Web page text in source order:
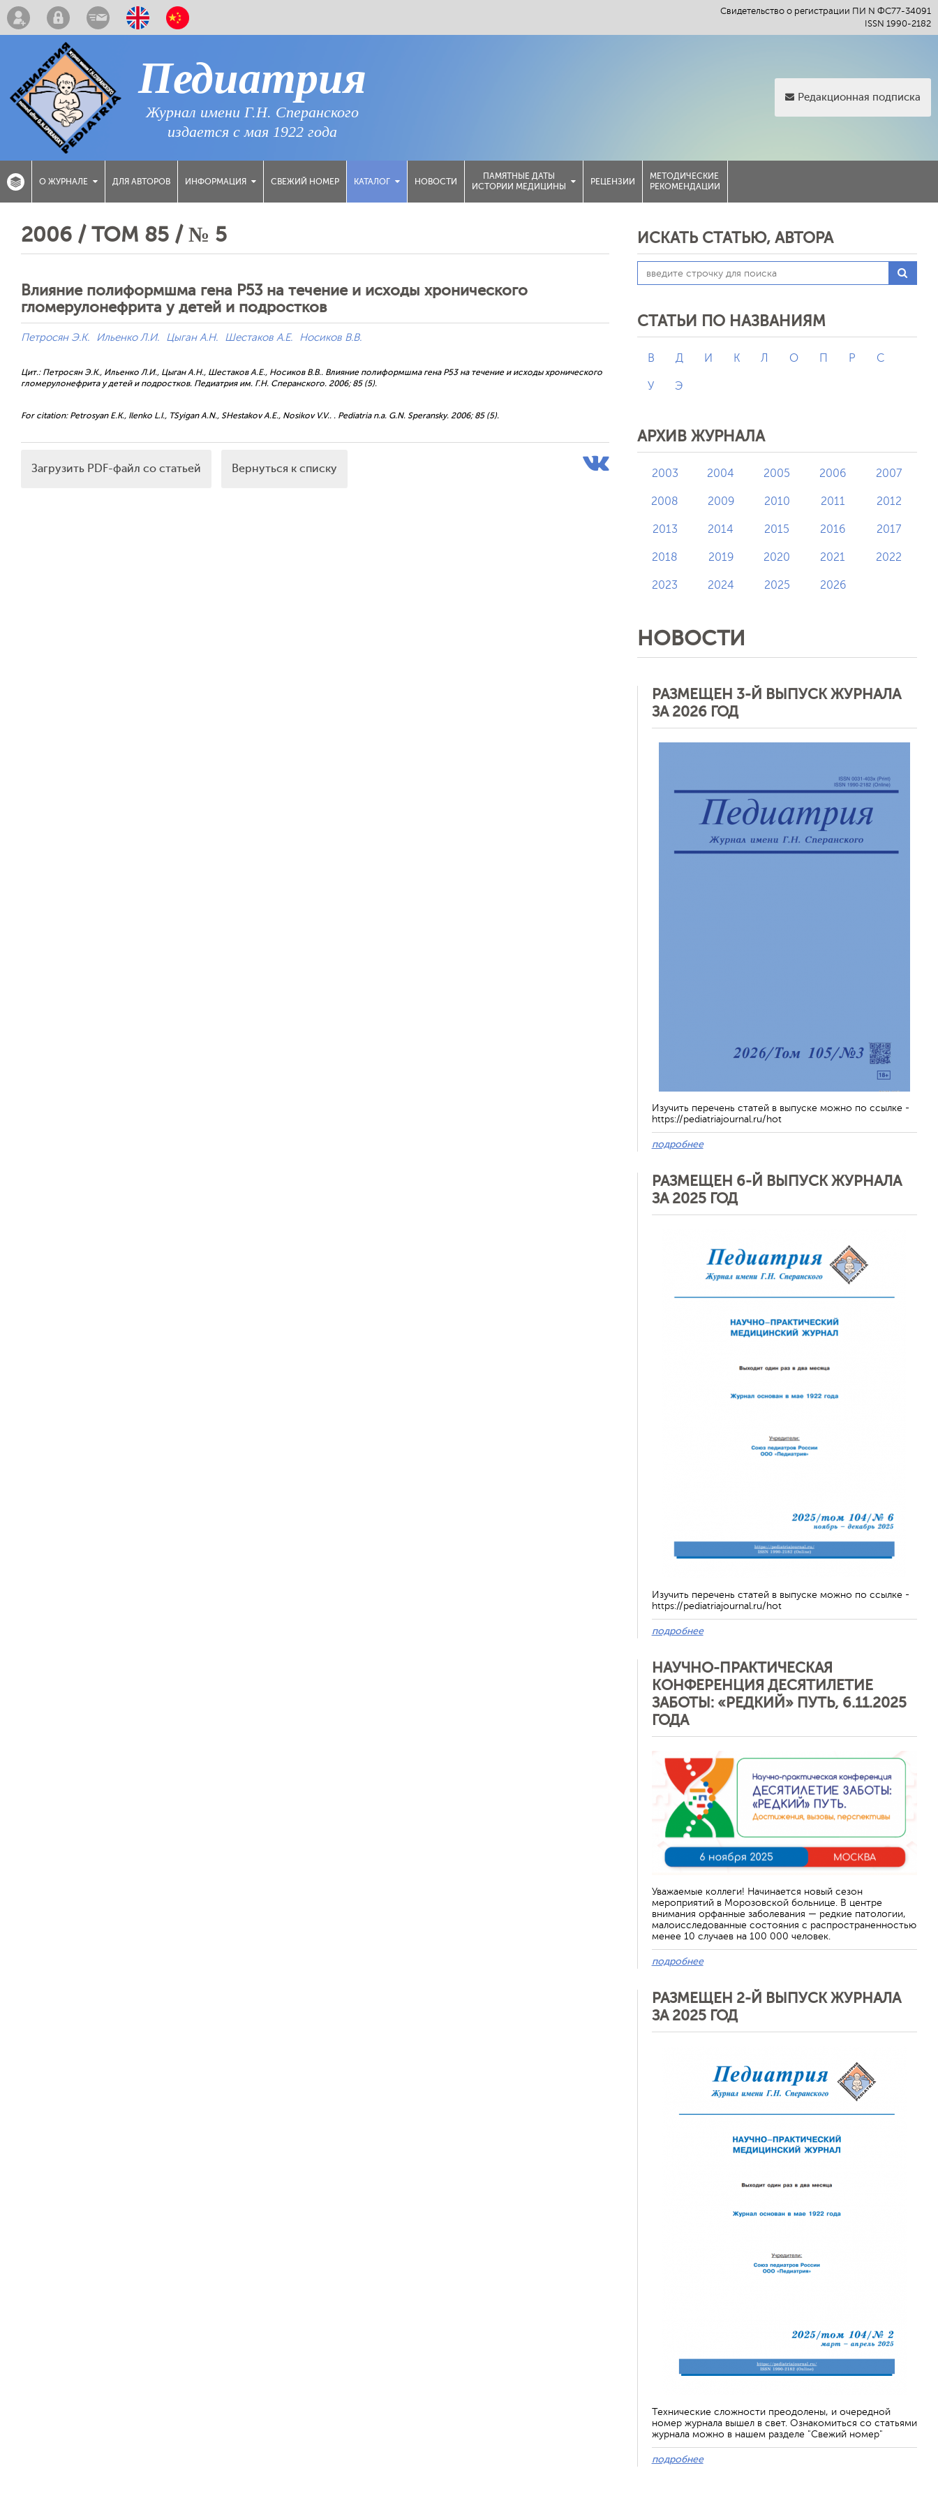
Свидетельство о регистрации ПИ N ФС77-34091
ISSN 1990-2182
Педиатрия
Журнал имени Г.Н. Сперанского
издается с мая 1922 года
Редакционная подписка
О ЖУРНАЛЕ ДЛЯ АВТОРОВ ИНФОРМАЦИЯ СВЕЖИЙ НОМЕР КАТАЛОГ НОВОСТИ
ПАМЯТНЫЕ ДАТЫ
ИСТОРИИ МЕДИЦИНЫ
РЕЦЕНЗИИ
МЕТОДИЧЕСКИЕ
РЕКОМЕНДАЦИИ
2006 / ТОМ 85 / № 5
Влияние полиформшма гена Р53 на течение и исходы хронического
гломерулонефрита у детей и подростков
Петросян Э.К. Ильенко Л.И. Цыган А.Н. Шестаков А.Е. Носиков В.В.
Цит.: Петросян Э.К., Ильенко Л.И., Цыган А.Н., Шестаков А.Е., Носиков В.В.. Влияние полиформшма гена Р53 на течение и исходы хронического
гломерулонефрита у детей и подростков. Педиатрия им. Г.Н. Сперанского. 2006; 85 (5).
For citation: Petrosyan E.K., Ilenko L.I., TSyigan A.N., SHestakov A.E., Nosikov V.V.. . Pediatria n.a. G.N. Speransky. 2006; 85 (5).
Загрузить PDF-файл со статьей Вернуться к списку
ИСКАТЬ СТАТЬЮ, АВТОРА
СТАТЬИ ПО НАЗВАНИЯМ
В Д И К Л О П Р С
У Э
АРХИВ ЖУРНАЛА
2003 2004 2005 2006 2007
2008 2009 2010 2011 2012
2013 2014 2015 2016 2017
2018 2019 2020 2021 2022
2023 2024 2025 2026
НОВОСТИ
РАЗМЕЩЕН 3-Й ВЫПУСК ЖУРНАЛА
ЗА 2026 ГОД
Изучить перечень статей в выпуске можно по ссылке -
https://pediatriajournal.ru/hot
подробнее
РАЗМЕЩЕН 6-Й ВЫПУСК ЖУРНАЛА
ЗА 2025 ГОД
Изучить перечень статей в выпуске можно по ссылке -
https://pediatriajournal.ru/hot
подробнее
НАУЧНО-ПРАКТИЧЕСКАЯ
КОНФЕРЕНЦИЯ ДЕСЯТИЛЕТИЕ
ЗАБОТЫ: «РЕДКИЙ» ПУТЬ, 6.11.2025
ГОДА
Уважаемые коллеги! Начинается новый сезон
мероприятий в Морозовской больнице. В центре
внимания орфанные заболевания — редкие патологии,
малоисследованные состояния с распространенностью
менее 10 случаев на 100 000 человек.
подробнее
РАЗМЕЩЕН 2-Й ВЫПУСК ЖУРНАЛА
ЗА 2025 ГОД
Технические сложности преодолены, и очередной
номер журнала вышел в свет. Ознакомиться со статьями
журнала можно в нашем разделе "Свежий номер"
подробнее
Отменить